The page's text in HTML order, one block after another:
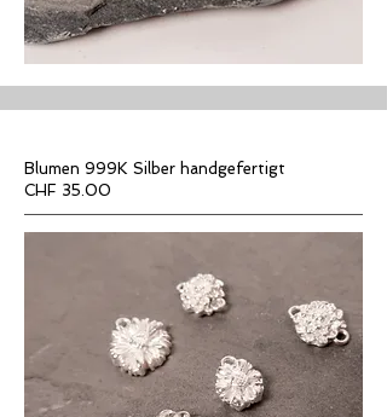
Blumen 999K Silber handgefertigt
CHF 35.00